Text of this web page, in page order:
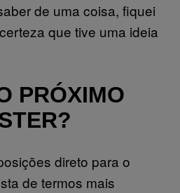
de uma coisa, fiquei
que tive uma ideia
PRÓXIMO
direto para o
de termos mais